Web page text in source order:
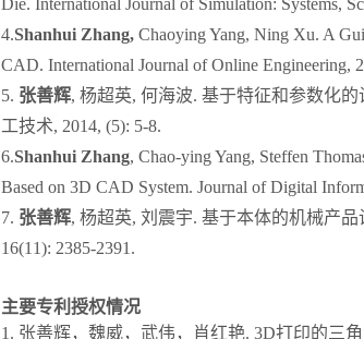
Die. International Journal of Simulation: Systems,
4.Shanhui Zhang, Chaoying Yang, Ning Xu. A
CAD. International Journal of Online Engineering,
5. 张善辉, 杨超英, 何海波. 基于特征和参数化
工技术, 2014, (5): 5-8.
6.Shanhui Zhang, Chao-ying Yang, Steffen
Based on 3D CAD System. Journal of Digital
7. 张善辉, 杨超英, 刘震宇. 基于本体的机械产
16(11): 2385-2391.
主要专利授权情况
1. 张善辉，魏威，武伟，肖红艳. 3D打印的三